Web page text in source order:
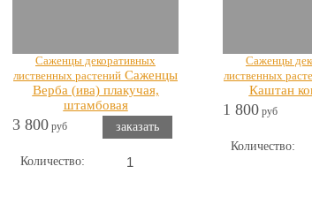
Саженцы декоративных
лиственных растений Саженцы
Верба (ива) плакучая,
штамбовая
3 800 руб заказать
Количество:
Саженцы
лиственных
Каштан
1 800 руб
Количество: